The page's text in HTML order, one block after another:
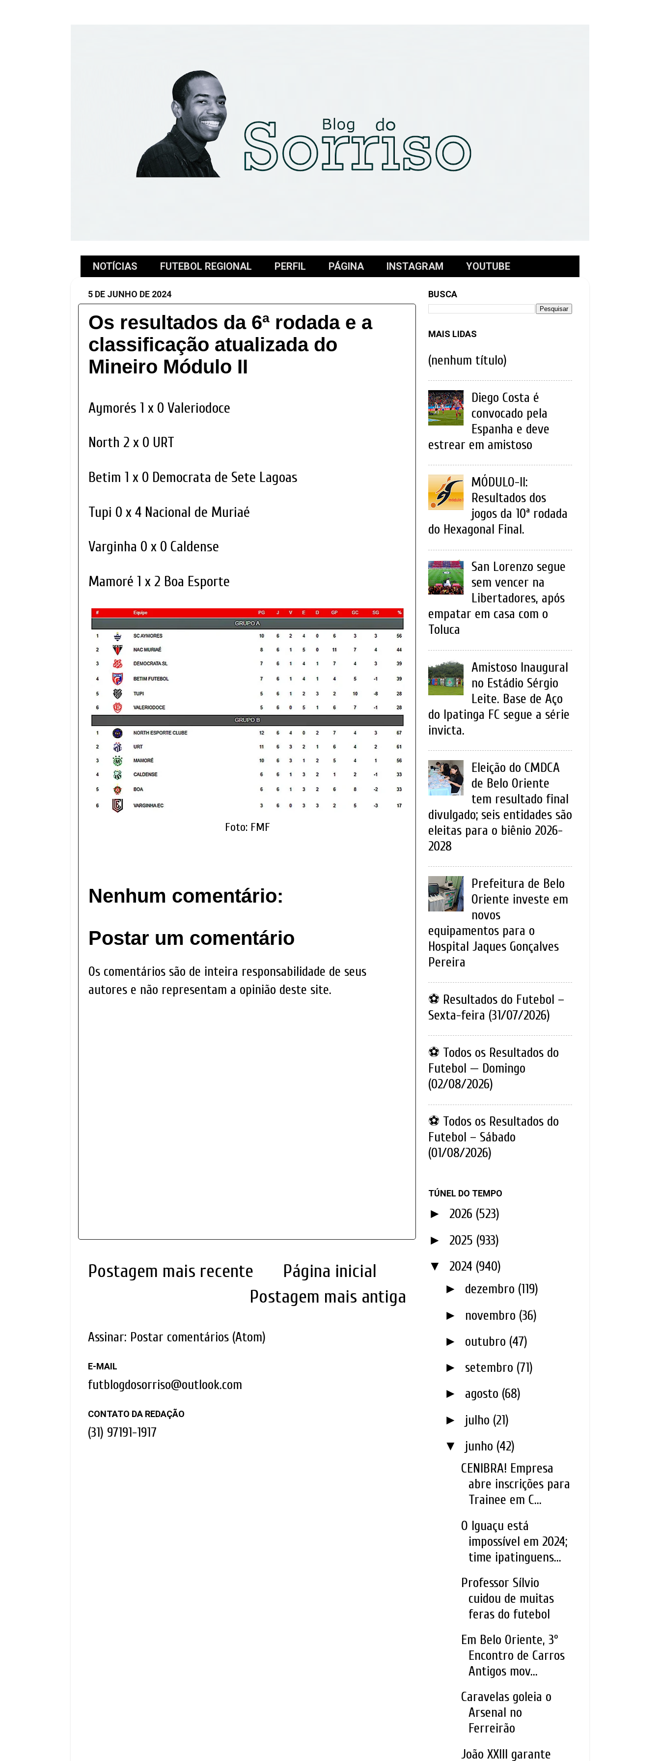
NOTÍCIAS FUTEBOL REGIONAL PERFIL PÁGINA INSTAGRAM YOUTUBE
5 DE JUNHO DE 2024
Os resultados da 6ª rodada e a
classificação atualizada do
Mineiro Módulo II
Aymorés 1 x 0 Valeriodoce
North 2 x 0 URT
Betim 1 x 0 Democrata de Sete Lagoas
Tupi 0 x 4 Nacional de Muriaé
Varginha 0 x 0 Caldense
Mamoré 1 x 2 Boa Esporte
Foto: FMF
Nenhum comentário:
Postar um comentário
Os comentários são de inteira responsabilidade de seus
autores e não representam a opinião deste site.
Postagem mais recente
Postagem mais antiga
Página inicial
Assinar: Postar comentários (Atom)
E-MAIL
futblogdosorriso@outlook.com
CONTATO DA REDAÇÃO
(31) 97191-1917
BUSCA
MAIS LIDAS
(nenhum título)
Diego Costa é
convocado pela
Espanha e deve
estrear em amistoso
MÓDULO-II:
Resultados dos
jogos da 10ª rodada
do Hexagonal Final.
San Lorenzo segue
sem vencer na
Libertadores, após
empatar em casa com o
Toluca
Amistoso Inaugural
no Estádio Sérgio
Leite. Base de Aço
do Ipatinga FC segue a série
invicta.
Eleição do CMDCA
de Belo Oriente
tem resultado final
divulgado; seis entidades são
eleitas para o biênio 2026-
2028
Prefeitura de Belo
Oriente investe em
novos
equipamentos para o
Hospital Jaques Gonçalves
Pereira
⚽ Resultados do Futebol –
Sexta-feira (31/07/2026)
⚽ Todos os Resultados do
Futebol — Domingo
(02/08/2026)
⚽ Todos os Resultados do
Futebol – Sábado
(01/08/2026)
TÚNEL DO TEMPO
► 2026 (523)
► 2025 (933)
▼ 2024 (940)
► dezembro (119)
► novembro (36)
► outubro (47)
► setembro (71)
► agosto (68)
► julho (21)
▼ junho (42)
CENIBRA! Empresa
abre inscrições para
Trainee em C...
O Iguaçu está
impossível em 2024;
time ipatinguens...
Professor Sílvio
cuidou de muitas
feras do futebol
Em Belo Oriente, 3º
Encontro de Carros
Antigos mov...
Caravelas goleia o
Arsenal no
Ferreirão
João XXIII garante